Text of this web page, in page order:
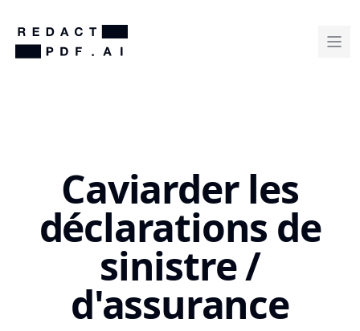
Caviarder les
déclarations de
sinistre /
d'assurance